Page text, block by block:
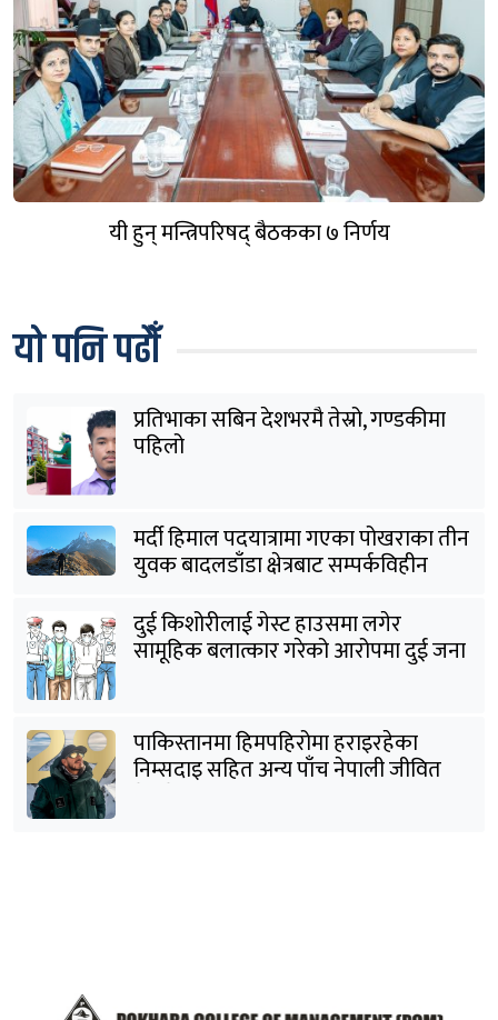
यी हुन् मन्त्रिपरिषद् बैठकका ७ निर्णय
यो पनि पढौँ
प्रतिभाका सबिन देशभरमै तेस्रो, गण्डकीमा
पहिलो
मर्दी हिमाल पदयात्रामा गएका पोखराका तीन
युवक बादलडाँडा क्षेत्रबाट सम्पर्कविहीन
दुई किशोरीलाई गेस्ट हाउसमा लगेर
सामूहिक बलात्कार गरेको आरोपमा दुई जना
पक्राउ
पाकिस्तानमा हिमपहिरोमा हराइरहेका
निम्सदाइ सहित अन्य पाँच नेपाली जीवित
भेटिने आशा कमजोर, युक्तको शव निकालियो